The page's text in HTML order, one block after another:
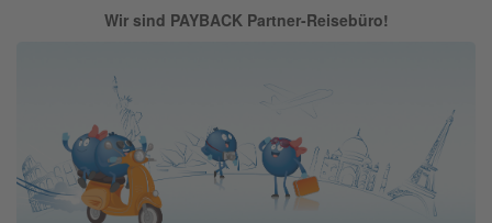
Wir sind PAYBACK Partner-Reisebüro!